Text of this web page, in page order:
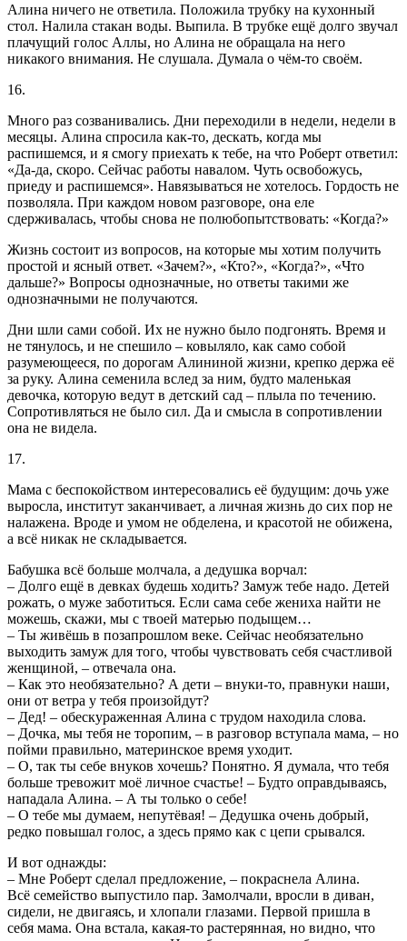
Алина ничего не ответила. Положила трубку на кухонный
стол. Налила стакан воды. Выпила. В трубке ещё долго звучал
плачущий голос Аллы, но Алина не обращала на него
никакого внимания. Не слушала. Думала о чём-то своём.
16.
Много раз созванивались. Дни переходили в недели, недели в
месяцы. Алина спросила как-то, дескать, когда мы
распишемся, и я смогу приехать к тебе, на что Роберт ответил:
«Да-да, скоро. Сейчас работы навалом. Чуть освобожусь,
приеду и распишемся». Навязываться не хотелось. Гордость не
позволяла. При каждом новом разговоре, она еле
сдерживалась, чтобы снова не полюбопытствовать: «Когда?»
Жизнь состоит из вопросов, на которые мы хотим получить
простой и ясный ответ. «Зачем?», «Кто?», «Когда?», «Что
дальше?» Вопросы однозначные, но ответы такими же
однозначными не получаются.
Дни шли сами собой. Их не нужно было подгонять. Время и
не тянулось, и не спешило – ковыляло, как само собой
разумеющееся, по дорогам Алининой жизни, крепко держа её
за руку. Алина семенила вслед за ним, будто маленькая
девочка, которую ведут в детский сад – плыла по течению.
Сопротивляться не было сил. Да и смысла в сопротивлении
она не видела.
17.
Мама с беспокойством интересовались её будущим: дочь уже
выросла, институт заканчивает, а личная жизнь до сих пор не
налажена. Вроде и умом не обделена, и красотой не обижена,
а всё никак не складывается.
Бабушка всё больше молчала, а дедушка ворчал:
– Долго ещё в девках будешь ходить? Замуж тебе надо. Детей
рожать, о муже заботиться. Если сама себе жениха найти не
можешь, скажи, мы с твоей матерью подыщем…
– Ты живёшь в позапрошлом веке. Сейчас необязательно
выходить замуж для того, чтобы чувствовать себя счастливой
женщиной, – отвечала она.
– Как это необязательно? А дети – внуки-то, правнуки наши,
они от ветра у тебя произойдут?
– Дед! – обескураженная Алина с трудом находила слова.
– Дочка, мы тебя не торопим, – в разговор вступала мама, – но
пойми правильно, материнское время уходит.
– О, так ты себе внуков хочешь? Понятно. Я думала, что тебя
больше тревожит моё личное счастье! – Будто оправдываясь,
нападала Алина. – А ты только о себе!
– О тебе мы думаем, непутёвая! – Дедушка очень добрый,
редко повышал голос, а здесь прямо как с цепи срывался.
И вот однажды:
– Мне Роберт сделал предложение, – покраснела Алина.
Всё семейство выпустило пар. Замолчали, вросли в диван,
сидели, не двигаясь, и хлопали глазами. Первой пришла в
себя мама. Она встала, какая-то растерянная, но видно, что